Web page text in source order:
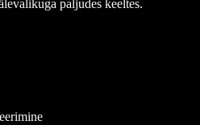
paljudes keeltes.